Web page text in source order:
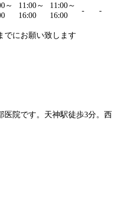
～
11:00～
16:00
11:00～
16:00
- -
でにお願い致します
医院です。天神駅徒歩3分。西